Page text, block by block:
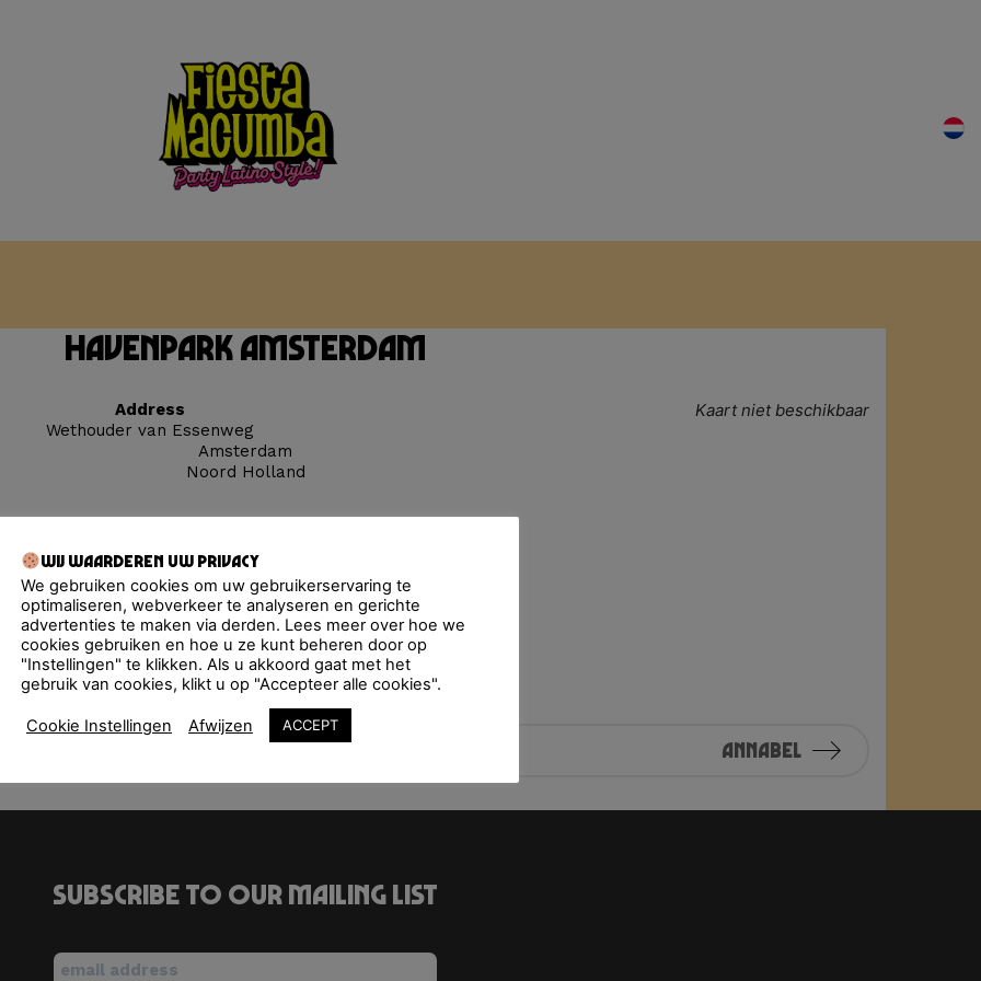
Havenpark Amsterdam
Kaart niet beschikbaar
Address
Wethouder van Essenweg
Amsterdam
Noord Holland
<li>No events in this location</li>
Annabel
Subscribe to our mailing list
Wij waarderen uw privacy
We gebruiken cookies om uw gebruikerservaring te
optimaliseren, webverkeer te analyseren en gerichte
advertenties te maken via derden. Lees meer over hoe we
cookies gebruiken en hoe u ze kunt beheren door op
"Instellingen" te klikken. Als u akkoord gaat met het
gebruik van cookies, klikt u op "Accepteer alle cookies".
Cookie Instellingen Afwijzen ACCEPT